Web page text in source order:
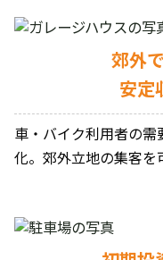
郊外
安定
車・バイク利用者の
化。郊外立地の集客を